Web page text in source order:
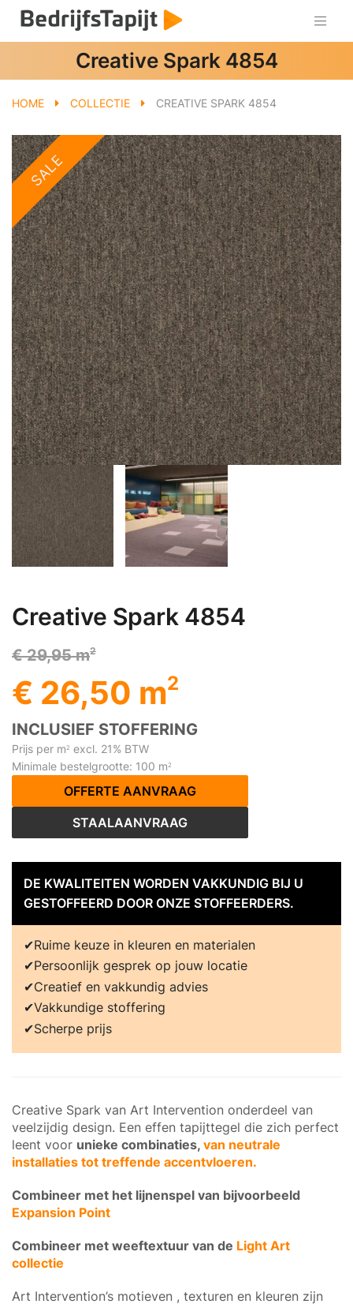
Creative Spark 4854
HOME COLLECTIE CREATIVE SPARK 4854
SALE
Creative Spark 4854
€ 29,95 m2
€ 26,50 m2
INCLUSIEF STOFFERING
Prijs per m2 excl. 21% BTW
Minimale bestelgrootte: 100 m2
OFFERTE AANVRAAG
STAALAANVRAAG
DE KWALITEITEN WORDEN VAKKUNDIG BIJ U
GESTOFFEERD DOOR ONZE STOFFEERDERS.
Ruime keuze in kleuren en materialen
Persoonlijk gesprek op jouw locatie
Creatief en vakkundig advies
Vakkundige stoffering
Scherpe prijs
Creative Spark van Art Intervention onderdeel van
veelzijdig design. Een effen tapijttegel die zich perfect
leent voor unieke combinaties, van neutrale
installaties tot treffende accentvloeren.
Combineer met het lijnenspel van bijvoorbeeld
Expansion Point
Combineer met weeftextuur van de Light Art
collectie
Art Intervention’s motieven , texturen en kleuren zijn